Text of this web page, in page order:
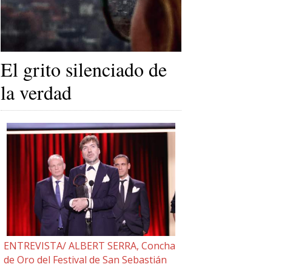
El grito silenciado de
la verdad
ENTREVISTA/ ALBERT SERRA, Concha
de Oro del Festival de San Sebastián